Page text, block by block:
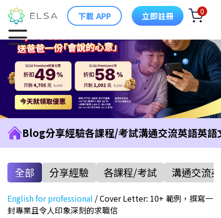
下載 APP 立即註冊 0
Blog分享經驗各課程/考試溝通交流英語英語
全部 分享經驗 各課程/考試 溝通交流
English for professional /Cover Letter: 10+ 範例，撰寫一
封專業且令人印象深刻的求職信